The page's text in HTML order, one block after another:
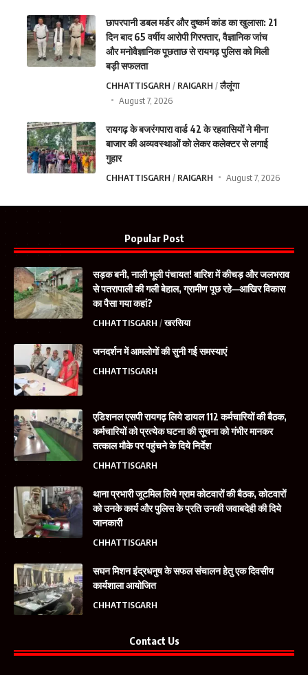
छापरपानी डबल मर्डर और दुष्कर्म कांड का खुलासा: 21
दिन बाद 65 वर्षीय आरोपी गिरफ्तार, वैज्ञानिक जांच
और मनोवैज्ञानिक पूछताछ से रायगढ़ पुलिस को मिली
बड़ी सफलता
CHHATTISGARH RAIGARH
लैलूंगा
August 7, 2026
रायगढ़ के बजरंगपारा वार्ड 42 के रहवासियों ने मीना
बाजार की अव्यवस्थाओं को लेकर कलेक्टर से लगाई
गुहार
CHHATTISGARH RAIGARH August 7, 2026
Popular Post
सड़क बनी, नाली भूली पंचायत! बारिश में कीचड़ और जलभराव
से पतरापाली की गली बेहाल, ग्रामीण पूछ रहे—आखिर विकास
का पैसा गया कहां?
CHHATTISGARH खरसिया
जनदर्शन में आमलोगों की सुनी गई समस्याएं
CHHATTISGARH
एडिशनल एसपी रायगढ़ लिये डायल 112 कर्मचारियों की बैठक,
कर्मचारियों को प्रत्येक घटना की सूचना को गंभीर मानकर
तत्काल मौके पर पहुंचने के दिये निर्देश
CHHATTISGARH
थाना प्रभारी जूटमिल लिये ग्राम कोटवारों की बैठक, कोटवारों
को उनके कार्य और पुलिस के प्रति उनकी जवाबदेही की दिये
जानकारी
CHHATTISGARH
सघन मिशन इंद्रधनुष के सफल संचालन हेतु एक दिवसीय
कार्यशाला आयोजित
CHHATTISGARH
Contact Us